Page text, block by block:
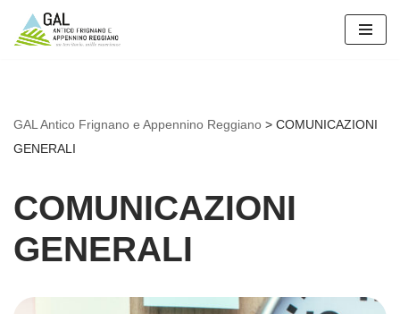
Vai
GAL Antico Frignano e Appennino Reggiano > COMUNICAZIONI
GENERALI
COMUNICAZIONI
GENERALI